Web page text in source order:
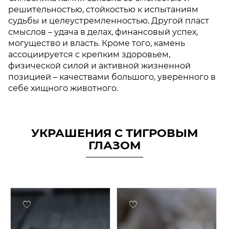
решительностью, стойкостью к испытаниям
судьбы и целеустремленностью. Другой пласт
смыслов – удача в делах, финансовый успех,
могущество и власть. Кроме того, камень
ассоциируется с крепким здоровьем,
физической силой и активной жизненной
позицией – качествами большого, уверенного в
себе хищного животного.
УКРАШЕНИЯ С ТИГРОВЫМ
ГЛАЗОМ